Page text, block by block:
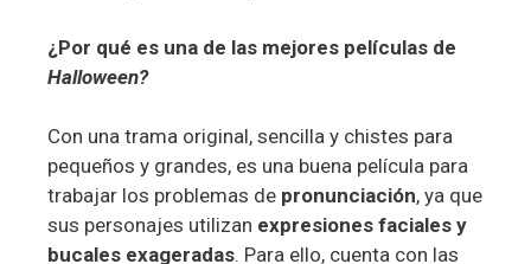
¿Por qué es una de las mejores películas de
Halloween?
Con una trama original, sencilla y chistes para
pequeños y grandes, es una buena película para
trabajar los problemas de pronunciación, ya que
sus personajes utilizan expresiones faciales y
bucales exageradas. Para ello, cuenta con las